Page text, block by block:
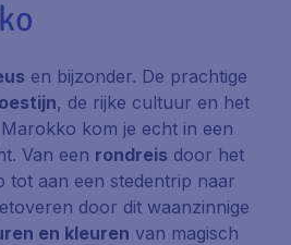
en bijzonder. De prachtige
, de rijke cultuur en het
kom je echt in een
Van een rondreis door het
tot aan een stedentrip naar
door dit waanzinnige
en kleuren van magisch